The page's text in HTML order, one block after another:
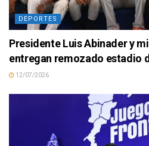
DEPORTES
Presidente Luis Abinader y
entregan remozado estadio
12/07/2026